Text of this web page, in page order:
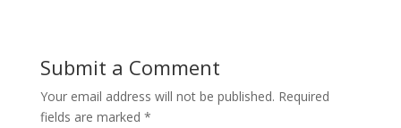
Submit a Comment
Your email address will not be published. Required
fields are marked *